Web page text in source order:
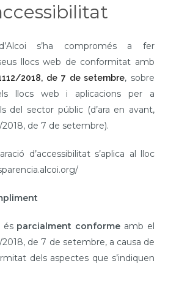
d’Alcoi s’ha compromés a fer
llocs web de conformitat amb
2018, de 7 de setembre, sobre
llocs web i aplicacions per a
del sector públic (d’ara en avant,
2018, de 7 de setembre).
d’accessibilitat s’aplica al lloc
és parcialment conforme amb el
2018, de 7 de setembre, a causa de
dels aspectes que s’indiquen